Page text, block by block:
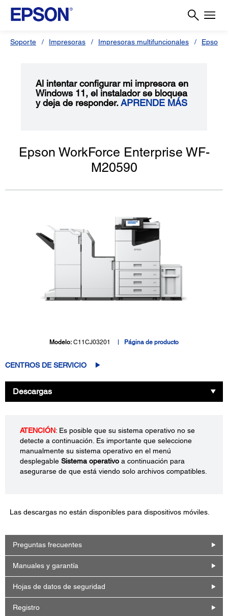
Soporte Impresoras Impresoras multifuncionales Epson
Al intentar configurar mi impresora en
Windows 11, el instalador se bloquea
y deja de responder.APRENDE MÁS
Epson WorkForce Enterprise WF-
M20590
Modelo: C11CJ03201 Página de producto
CENTROS DE SERVICIO
Descargas
ATENCIÓN: Es posible que su sistema operativo no se
detecte a continuación. Es importante que seleccione
manualmente su sistema operativo en el menú
desplegable Sistema operativo a continuación para
asegurarse de que está viendo solo archivos compatibles.
Las descargas no están disponibles para dispositivos móviles.
Preguntas frecuentes
Manuales y garantía
Hojas de datos de seguridad
Registro